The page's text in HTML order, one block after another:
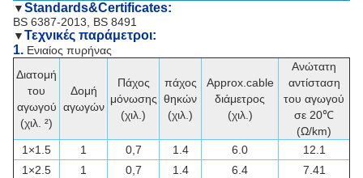
▼Standards&Certificates:
BS 6387-2013, BS 8491
▼Τεχνικές παράμετροι:
1. Ενιαίος πυρήνας
Διατομή
του
αγωγού
(χιλ. ²)
Δομή
αγωγών
Πάχος
μόνωσης
(χιλ.)
πάχος
θηκών
(χιλ.)
Approx.cable
διάμετρος
(χιλ.)
Ανώτατη
αντίσταση
του αγωγού
σε 20℃
(Ω/km)
1×1.5
1 0,7 1.4 6.0
12.1
1×2.5
1 0,7 1.4 6.4 7.41